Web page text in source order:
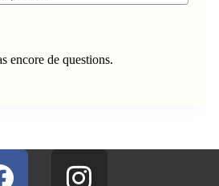
encore de questions.